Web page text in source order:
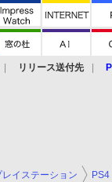
リリース送付先
レイステーション PS4